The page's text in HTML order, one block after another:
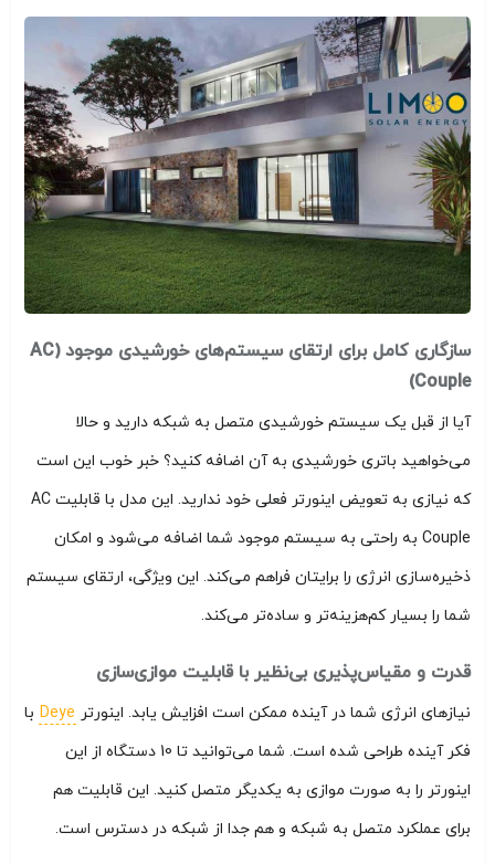
سازگاری کامل برای ارتقای سیستم‌های خورشیدی موجود (AC
Couple)
آیا از قبل یک سیستم خورشیدی متصل به شبکه دارید و حالا
می‌خواهید باتری خورشیدی به آن اضافه کنید؟ خبر خوب این است
که نیازی به تعویض اینورتر فعلی خود ندارید. این مدل با قابلیت AC
Couple به راحتی به سیستم موجود شما اضافه می‌شود و امکان
ذخیره‌سازی انرژی را برایتان فراهم می‌کند. این ویژگی، ارتقای سیستم
شما را بسیار کم‌هزینه‌تر و ساده‌تر می‌کند.
قدرت و مقیاس‌پذیری بی‌نظیر با قابلیت موازی‌سازی
نیازهای انرژی شما در آینده ممکن است افزایش یابد. اینورتر Deye با
فکر آینده طراحی شده است. شما می‌توانید تا 10 دستگاه از این
اینورتر را به صورت موازی به یکدیگر متصل کنید. این قابلیت هم
برای عملکرد متصل به شبکه و هم جدا از شبکه در دسترس است.